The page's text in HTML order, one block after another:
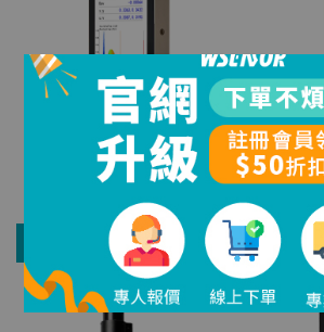
【HOPOOCOLOR】彩色光譜儀(旗
艦版) OHSP-350S
NT$ 72,000
加入購物車
【